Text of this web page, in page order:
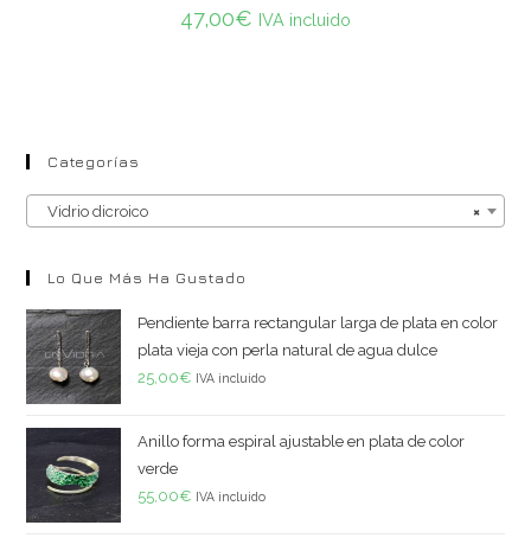
47,00€ IVA incluido
Categorías
×
Vidrio dicroico
Lo Que Más Ha Gustado
Pendiente barra rectangular larga de plata en color
plata vieja con perla natural de agua dulce
25,00€ IVA incluido
Anillo forma espiral ajustable en plata de color
verde
55,00€ IVA incluido